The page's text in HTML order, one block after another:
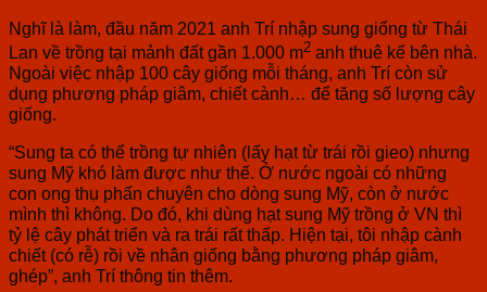
Nghĩ là làm, đầu năm 2021 anh Trí nhập sung giống từ Thái
Lan về trồng tại mảnh đất gần 1.000 m2 anh thuê kế bên nhà.
Ngoài việc nhập 100 cây giống mỗi tháng, anh Trí còn sử
dụng phương pháp giâm, chiết cành… để tăng số lượng cây
giống.
“Sung ta có thể trồng tự nhiên (lấy hạt từ trái rồi gieo) nhưng
sung Mỹ khó làm được như thế. Ở nước ngoài có những
con ong thụ phấn chuyên cho dòng sung Mỹ, còn ở nước
mình thì không. Do đó, khi dùng hạt sung Mỹ trồng ở VN thì
tỷ lệ cây phát triển và ra trái rất thấp. Hiện tại, tôi nhập cành
chiết (có rễ) rồi về nhân giống bằng phương pháp giâm,
ghép”, anh Trí thông tin thêm.